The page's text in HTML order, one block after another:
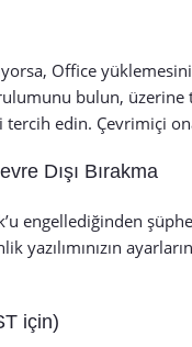
Office
bulun, üzerine
edin. Çevrimiçi
Dışı Bırakma
engellediğinden
yazılımınızın
için)